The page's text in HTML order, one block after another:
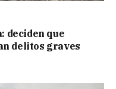
deciden que
delitos graves